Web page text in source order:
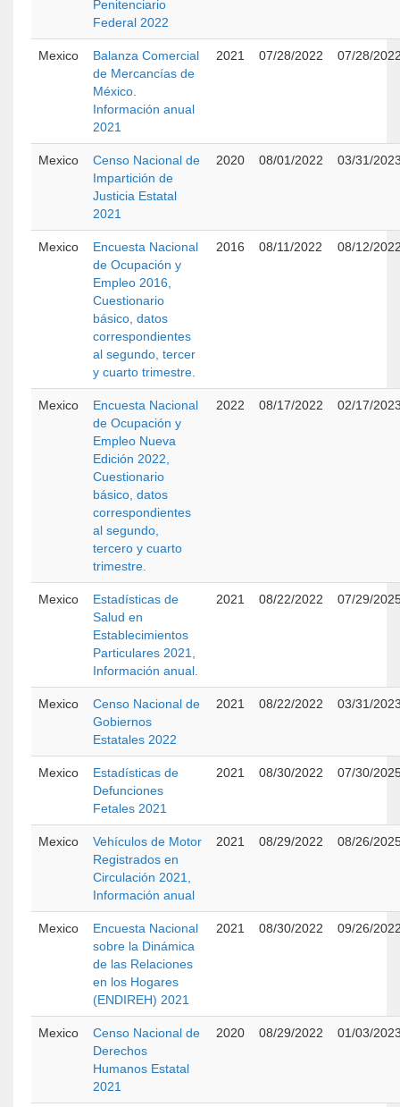
Penitenciario
Federal 2022
Mexico
Balanza Comercial
de Mercancías de
México.
Información anual
2021
2021 07/28/2022 07/28/
Mexico
Censo Nacional de
Impartición de
Justicia Estatal
2021
2020 08/01/2022 03/31/
Mexico
Encuesta Nacional
de Ocupación y
Empleo 2016,
Cuestionario
básico, datos
correspondientes
al segundo, tercer
y cuarto trimestre.
2016 08/11/2022 08/12/
Mexico
Encuesta Nacional
de Ocupación y
Empleo Nueva
Edición 2022,
Cuestionario
básico, datos
correspondientes
al segundo,
tercero y cuarto
trimestre.
2022 08/17/2022 02/17/
Mexico
Estadísticas de
Salud en
Establecimientos
Particulares 2021,
Información anual.
2021 08/22/2022 07/29/
Mexico
Censo Nacional de
Gobiernos
Estatales 2022
2021 08/22/2022 03/31/
Mexico
Estadísticas de
Defunciones
Fetales 2021
2021 08/30/2022 07/30/
Mexico
Vehículos de Motor
Registrados en
Circulación 2021,
Información anual
2021 08/29/2022 08/26/
Mexico
Encuesta Nacional
sobre la Dinámica
de las Relaciones
en los Hogares
(ENDIREH) 2021
2021 08/30/2022 09/26/
Mexico
Censo Nacional de
Derechos
Humanos Estatal
2021
2020 08/29/2022 01/03/